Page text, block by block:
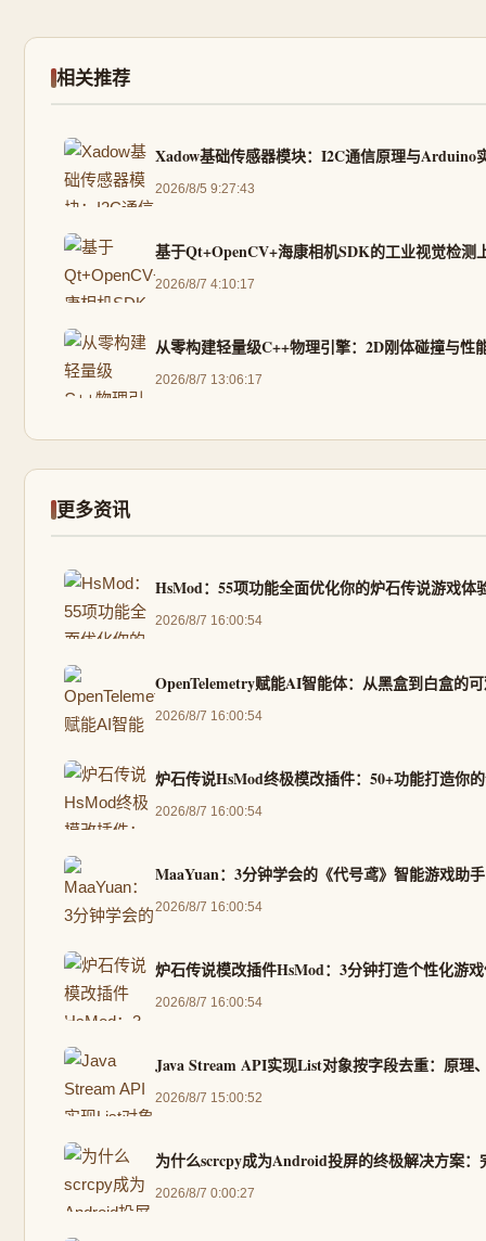
相关推荐
Xadow基础传感器模块：I2C通信原理与Arduino
2026/8/5 9:27:43
基于Qt+OpenCV+海康相机SDK的工业视觉检测
2026/8/7 4:10:17
从零构建轻量级C++物理引擎：2D刚体碰撞与性
2026/8/7 13:06:17
更多资讯
HsMod：55项功能全面优化你的炉石传说游戏体
2026/8/7 16:00:54
OpenTelemetry赋能AI智能体：从黑盒到白盒的
2026/8/7 16:00:54
炉石传说HsMod终极模改插件：50+功能打造你
2026/8/7 16:00:54
MaaYuan：3分钟学会的《代号鸢》智能游戏助
2026/8/7 16:00:54
炉石传说模改插件HsMod：3分钟打造个性化游
2026/8/7 16:00:54
Java Stream API实现List对象按字段去重：原理
2026/8/7 15:00:52
为什么scrcpy成为Android投屏的终极解决方案：
2026/8/7 0:00:27